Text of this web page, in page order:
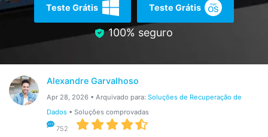
Online
Dicas
Centro de Ajuda
Transferir Dados
Gerenciador de dados
Proteção do celular
Encontre Mais Soluções
Teste Grátis Teste Grátis
100% seguro
Alexandre Garvalhoso
Apr 28, 2026 • Arquivado para: Soluções de Recuperação de
Dados• Soluções comprovadas
752